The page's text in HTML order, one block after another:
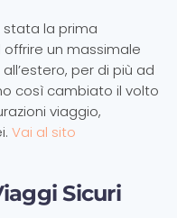
stata la prima
un massimale
per di più ad
così cambiato il volto
viaggio,
Vai al sito
Sicuri